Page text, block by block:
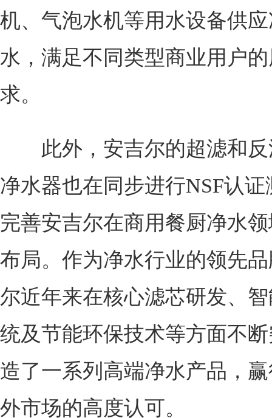
机、气泡水机等用水设备供
水，满足不同类型商业用户
求。
此外，安吉尔的超滤和反
净水器也在同步进行NSF认
完善安吉尔在商用餐厨净水
布局。作为净水行业的领先
尔近年来在核心滤芯研发、
统及节能环保技术等方面不
造了一系列高端净水产品，
外市场的高度认可。